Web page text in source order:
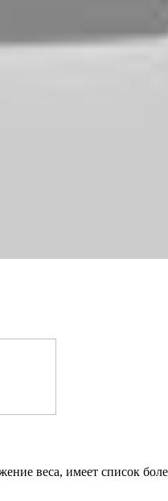
веса, имеет список